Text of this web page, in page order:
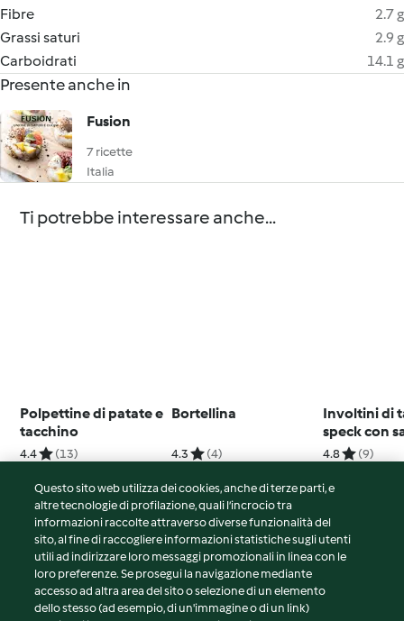
Fibre
2.7 g
Grassi saturi
2.9 g
Carboidrati
14.1 g
Presente anche in
Fusion
7 ricette
Italia
Ti potrebbe interessare anche...
Polpettine di patate e
tacchino
4.4 (13)
Bortellina
4.3 (4)
Involtini di
speck con
funghi
4.8 (9)
© Copyright 2026
Termini del servizio
Informativa sulla privacy
Questo sito web utilizza dei cookies, anche di terze parti, e
altre tecnologie di profilazione, quali l’incrocio tra
informazioni raccolte attraverso diverse funzionalità del
sito, al fine di raccogliere informazioni statistiche sugli utenti
utili ad indirizzare loro messaggi promozionali in linea con le
loro preferenze. Se prosegui la navigazione mediante
accesso ad altra area del sito o selezione di un elemento
dello stesso (ad esempio, di un'immagine o di un link)